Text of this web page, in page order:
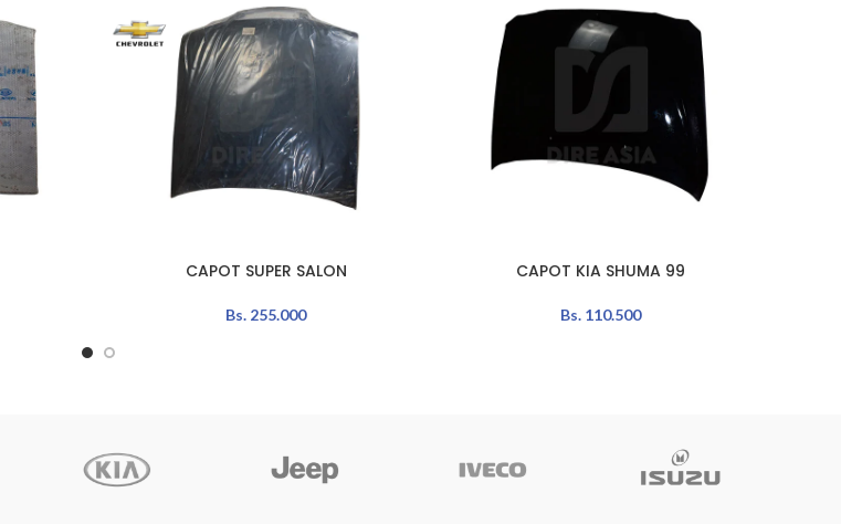
CAPOT SUPER SALON
Bs. 255.000
AÑADIR AL CARRITO
CAPOT KIA SHUMA 99
Bs. 110.500